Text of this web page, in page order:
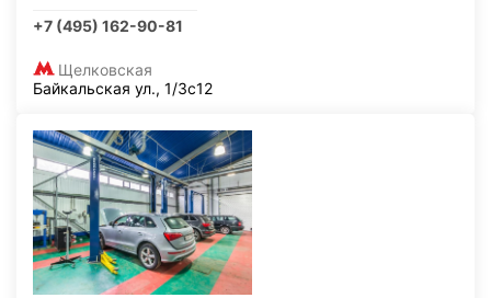
+7 (495) 162-90-81
Щелковская
Байкальская ул., 1/3с12